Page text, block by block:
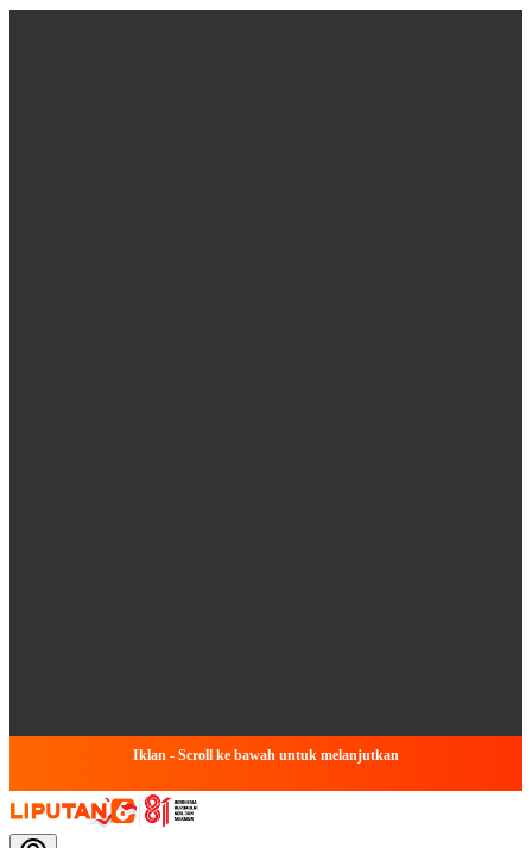
Iklan - Scroll ke bawah untuk melanjutkan